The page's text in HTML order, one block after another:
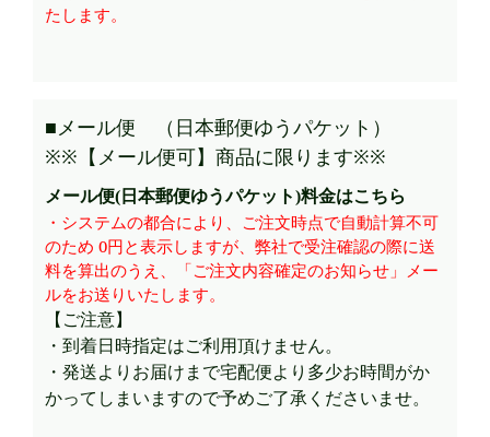
たします。
■メール便 （日本郵便ゆうパケット）
※※【メール便可】商品に限ります※※
メール便(日本郵便ゆうパケット)料金はこちら
・システムの都合により、ご注文時点で自動計算不可
のため 0円と表示しますが、弊社で受注確認の際に送
料を算出のうえ、「ご注文内容確定のお知らせ」メー
ルをお送りいたします。
【ご注意】
・到着日時指定はご利用頂けません。
・発送よりお届けまで宅配便より多少お時間がか
かってしまいますので予めご了承くださいませ。